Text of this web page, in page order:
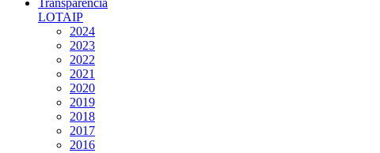
Transparencia
LOTAIP
2024
2023
2022
2021
2020
2019
2018
2017
2016